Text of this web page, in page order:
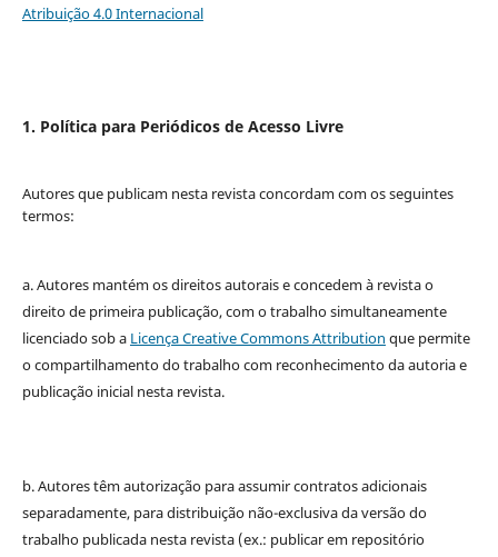
Atribuição 4.0 Internacional
1. Política para Periódicos de Acesso Livre
Autores que publicam nesta revista concordam com os seguintes
termos:
a. Autores mantém os direitos autorais e concedem à revista o
direito de primeira publicação, com o trabalho simultaneamente
licenciado sob a Licença Creative Commons Attribution que permite
o compartilhamento do trabalho com reconhecimento da autoria e
publicação inicial nesta revista.
b. Autores têm autorização para assumir contratos adicionais
separadamente, para distribuição não-exclusiva da versão do
trabalho publicada nesta revista (ex.: publicar em repositório